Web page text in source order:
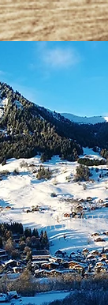
Actualités